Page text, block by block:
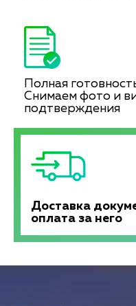
Полная
Снимаем фото и
подтверждения
Доставка
оплата за него